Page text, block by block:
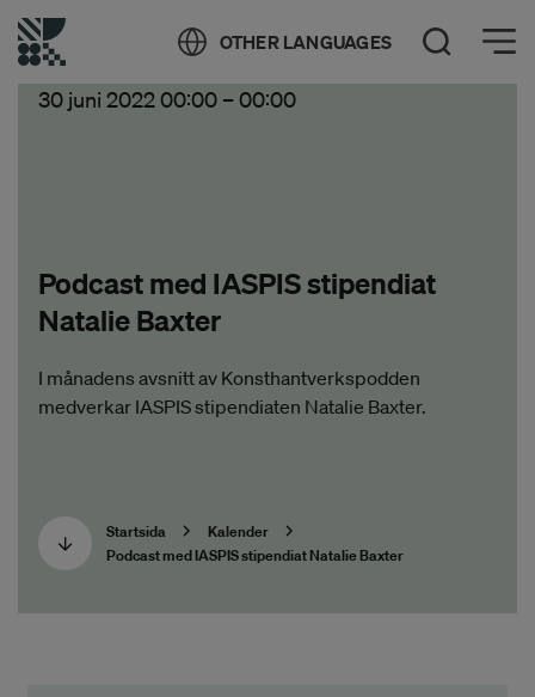
OTHER LANGUAGES Öppna sök
Öppna meny
30 juni 2022 00:00– 00:00
Podcast med IASPIS stipendiat
Natalie Baxter
I månadens avsnitt av Konsthantverkspodden
medverkar IASPIS stipendiaten Natalie Baxter.
Startsida
Kalender
Podcast med IASPIS stipendiat Natalie Baxter